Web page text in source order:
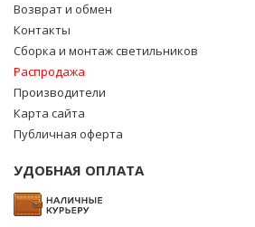
Возврат и обмен
Контакты
Сборка и монтаж светильников
Распродажа
Производители
Карта сайта
Публичная оферта
УДОБНАЯ ОПЛАТА